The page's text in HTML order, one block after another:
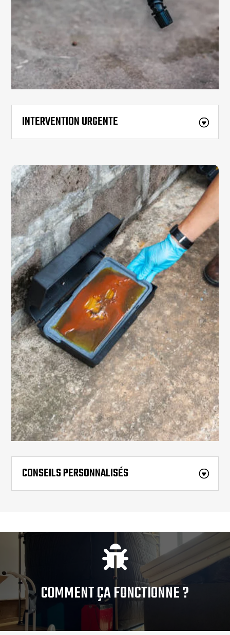
INTERVENTION URGENTE
CONSEILS PERSONNALISÉS

COMMENT ÇA FONCTIONNE ?